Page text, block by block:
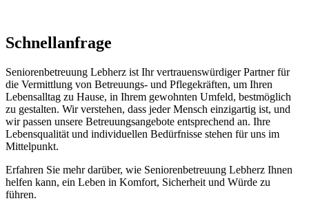
Schnell­anfrage
Seniorenbetreuung Lebherz ist Ihr vertrauenswürdiger Partner für
die Vermittlung von Betreuungs- und Pflegekräften, um Ihren
Lebensalltag zu Hause, in Ihrem gewohnten Umfeld, bestmöglich
zu gestalten. Wir verstehen, dass jeder Mensch einzigartig ist, und
wir passen unsere Betreuungsangebote entsprechend an. Ihre
Lebensqualität und individuellen Bedürfnisse stehen für uns im
Mittelpunkt.
Erfahren Sie mehr darüber, wie Seniorenbetreuung Lebherz Ihnen
helfen kann, ein Leben in Komfort, Sicherheit und Würde zu
führen.